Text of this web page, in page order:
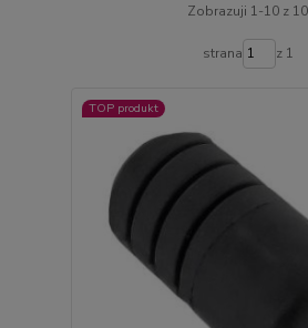
Zobrazuji 1-10 z 10
strana z 1
TOP produkt